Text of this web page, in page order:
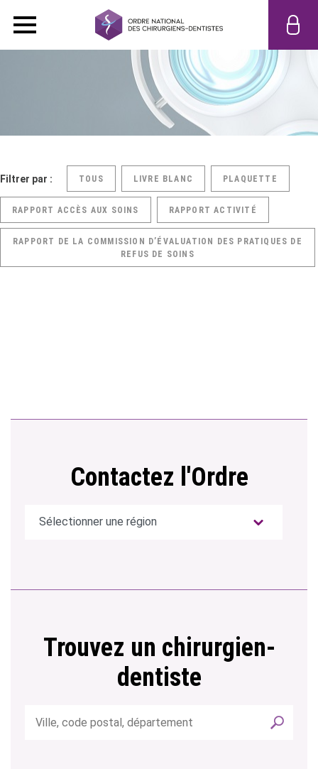
Filtrer par : TOUS LIVRE BLANC PLAQUETTE
RAPPORT ACCÈS AUX SOINS RAPPORT ACTIVITÉ
RAPPORT DE LA COMMISSION D’ÉVALUATION DES PRATIQUES DE
REFUS DE SOINS
Contactez l'Ordre
Trouvez un chirurgien-
dentiste